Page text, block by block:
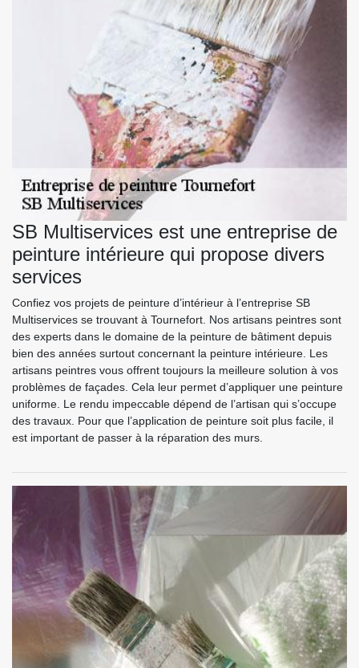
SB Multiservices est une entreprise de
peinture intérieure qui propose divers
services
Confiez vos projets de peinture d’intérieur à l’entreprise SB
Multiservices se trouvant à Tournefort. Nos artisans peintres sont
des experts dans le domaine de la peinture de bâtiment depuis
bien des années surtout concernant la peinture intérieure. Les
artisans peintres vous offrent toujours la meilleure solution à vos
problèmes de façades. Cela leur permet d’appliquer une peinture
uniforme. Le rendu impeccable dépend de l’artisan qui s’occupe
des travaux. Pour que l’application de peinture soit plus facile, il
est important de passer à la réparation des murs.